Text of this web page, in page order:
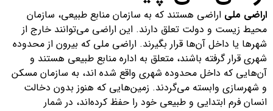
اراضی ملی اراضی هستند که به سازمان منابع طبیعی، سازمان
محیط زیست و دولت تعلق دارند. این اراضی می‌توانند خارج از
شهرها یا داخل آن‌ها قرار بگیرند. اراضی ملی که بیرون از محدوده
شهری قرار گرفته باشند، متعلق به اداره منابع طبیعی هستند و
آن‌هایی که داخل محدوده شهری واقع شده اند، به سازمان مسکن
و شهرسازی وابسته می‌گردند. زمین‌هایی که هنوز بدون دخالت
انسان فرم ابتدایی و طبیعی خود را حفظ کرده‌اند، در شمار